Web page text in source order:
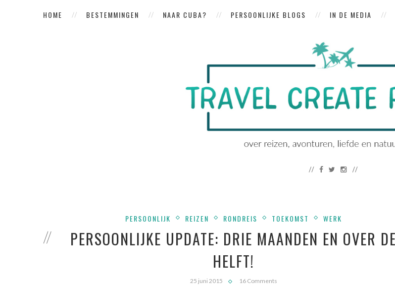
HOME BESTEMMINGEN NAAR CUBA? PERSOONLIJKE BLOGS IN DE MEDIA
PERSOONLIJK REIZEN RONDREIS TOEKOMST WERK
PERSOONLIJKE UPDATE: DRIE MAANDEN EN OVER DE
HELFT!
25 juni 2015 16 Comments